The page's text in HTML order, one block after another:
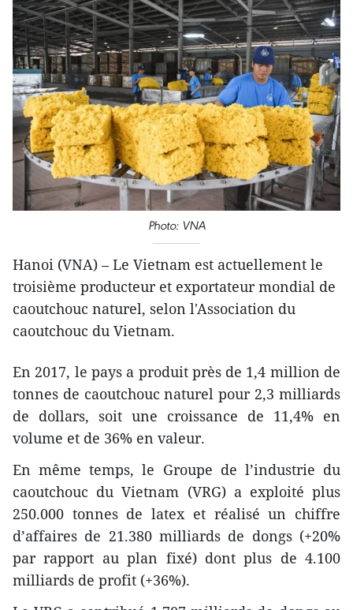
Photo: VNA
Hanoi (VNA) – Le Vietnam est actuellement le
troisième producteur et exportateur mondial de
caoutchouc naturel, selon l'Association du
caoutchouc du Vietnam.
En 2017, le pays a produit près de 1,4 million de
tonnes de caoutchouc naturel pour 2,3 milliards
de dollars, soit une croissance de 11,4% en
volume et de 36% en valeur.
En même temps, le Groupe de l’industrie du
caoutchouc du Vietnam (VRG) a exploité plus
250.000 tonnes de latex et réalisé un chiffre
d’affaires de 21.380 milliards de dongs (+20%
par rapport au plan fixé) dont plus de 4.100
milliards de profit (+36%).